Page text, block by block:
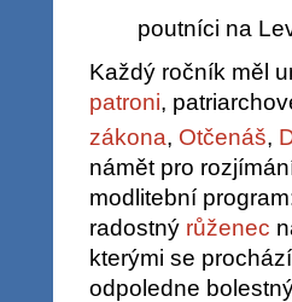
poutníci na
Každý ročník měl
patroni,
zákona, Otčenáš,
námět pro
modlitební
radostný růženec
kterými se
odpoledne